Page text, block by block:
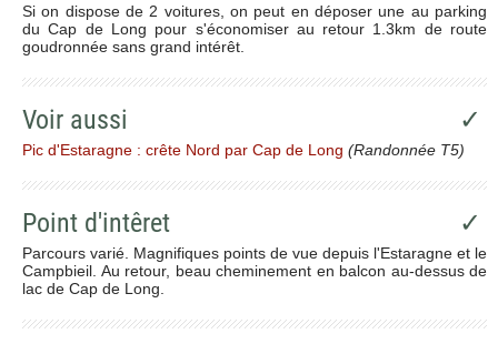
Si on dispose de 2 voitures, on peut en déposer une au parking
du Cap de Long pour s'économiser au retour 1.3km de route
goudronnée sans grand intérêt.
Voir aussi ✓
Pic d'Estaragne : crête Nord par Cap de Long (Randonnée T5)
Point d'intêret ✓
Parcours varié. Magnifiques points de vue depuis l'Estaragne et le
Campbieil. Au retour, beau cheminement en balcon au-dessus de
lac de Cap de Long.